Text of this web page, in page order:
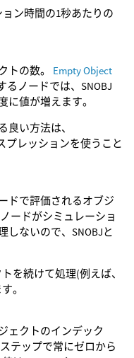
ョン時間の1秒あたりの
トの数。 Empty Object
ノードでは、SNOBJ
に値が増えます。
良い方法は、
プレッションを使うこと
ドで評価されるオブジ
ードがシミュレーショ
しないので、SNOBJと
を続けて処理(例えば、
。
ェクトのインデック
テップで常にゼロから